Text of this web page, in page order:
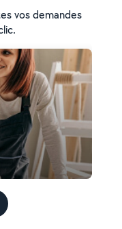
vos demandes